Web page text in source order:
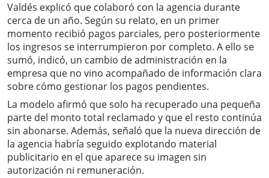
Valdés explicó que colaboró con la agencia durante
cerca de un año. Según su relato, en un primer
momento recibió pagos parciales, pero posteriormente
los ingresos se interrumpieron por completo. A ello se
sumó, indicó, un cambio de administración en la
empresa que no vino acompañado de información clara
sobre cómo gestionar los pagos pendientes.
La modelo afirmó que solo ha recuperado una pequeña
parte del monto total reclamado y que el resto continúa
sin abonarse. Además, señaló que la nueva dirección de
la agencia habría seguido explotando material
publicitario en el que aparece su imagen sin
autorización ni remuneración.